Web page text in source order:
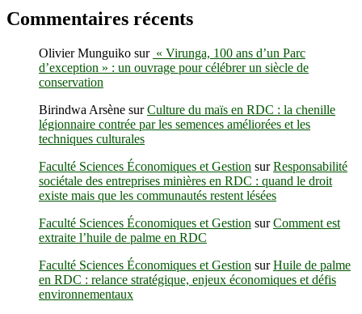
Commentaires récents
Olivier Munguiko sur « Virunga, 100 ans d’un Parc
d’exception » : un ouvrage pour célébrer un siècle de
conservation
Birindwa Arsène surCulture du maïs en RDC : la chenille
légionnaire contrée par les semences améliorées et les
techniques culturales
Faculté Sciences Économiques et Gestion surResponsabilité
sociétale des entreprises minières en RDC : quand le droit
existe mais que les communautés restent lésées
Faculté Sciences Économiques et Gestion surComment est
extraite l’huile de palme en RDC
Faculté Sciences Économiques et Gestion surHuile de palme
en RDC : relance stratégique, enjeux économiques et défis
environnementaux